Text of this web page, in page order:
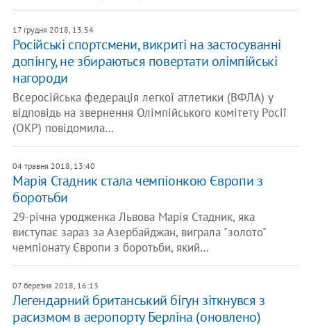
17 грудня 2018, 13:54
Російські спортсмени, викриті на застосуванні
допінгу, не збираються повертати олімпійські
нагороди
Всеросійська федерація легкої атлетики (ВФЛА) у
відповідь на звернення Олімпійського комітету Росії
(ОКР) повідомила…
04 травня 2018, 13:40
Марія Стадник стала чемпіонкою Європи з
боротьби
29-річна уродженка Львова Марія Стадник, яка
виступає зараз за Азербайджан, виграла "золото"
чемпіонату Європи з боротьби, який…
07 березня 2018, 16:13
Легендарний британський бігун зіткнувся з
расизмом в аеропорту Берліна (оновлено)